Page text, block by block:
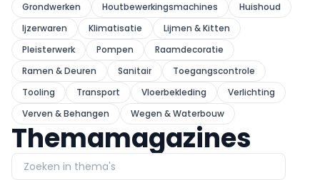
Grondwerken
Houtbewerkingsmachines
Huishoud
Ijzerwaren
Klimatisatie
Lijmen & Kitten
Pleisterwerk
Pompen
Raamdecoratie
Ramen & Deuren
Sanitair
Toegangscontrole
Tooling
Transport Vloerbekleding
Verlichting
Verven & Behangen
Wegen & Waterbouw
Themamagazines